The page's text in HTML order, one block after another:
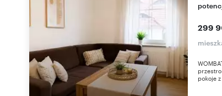
299
pokoje